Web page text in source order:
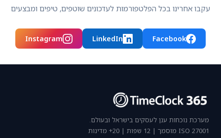
עקבו אחרינו בכל הפלטפורמות לעדכונים שוטפים, טיפים ומבצעים
Facebook
LinkedIn
Instagram
מערכת נוכחות ענן לעסקים בישראל ובעולם.
ISO 27001 מוסמך | 12 שפות | 20+ מדינות